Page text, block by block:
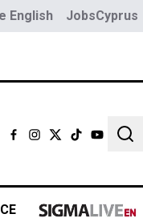
English JobsCyprus